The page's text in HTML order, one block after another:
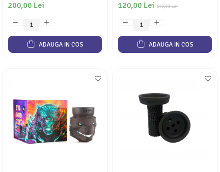
200,00 Lei
ADAUGA IN COS
140,00 Lei
120,00 Lei
ADAUGA IN COS